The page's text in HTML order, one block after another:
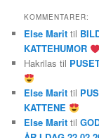
KOMMENTARER:
Else Marit til
KATTEHUMOR
Hakrilas til
Else Marit til
KATTENE
Else Marit til